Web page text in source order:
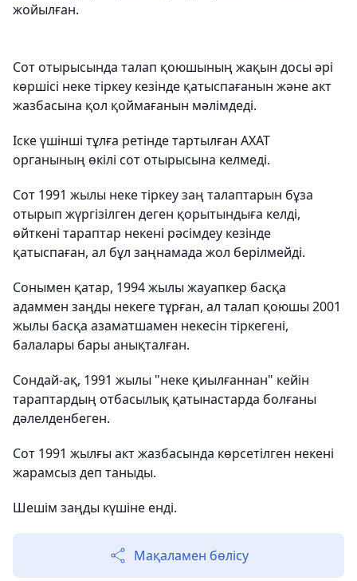
жойылған.
Сот отырысында талап қоюшының жақын досы әрі
көршісі неке тіркеу кезінде қатыспағанын және акт
жазбасына қол қоймағанын мәлімдеді.
Іске үшінші тұлға ретінде тартылған АХАТ
органының өкілі сот отырысына келмеді.
Сот 1991 жылы неке тіркеу заң талаптарын бұза
отырып жүргізілген деген қорытындыға келді,
өйткені тараптар некені рәсімдеу кезінде
қатыспаған, ал бұл заңнамада жол берілмейді.
Сонымен қатар, 1994 жылы жауапкер басқа
адаммен заңды некеге тұрған, ал талап қоюшы 2001
жылы басқа азаматшамен некесін тіркегені,
балалары бары анықталған.
Сондай-ақ, 1991 жылы "неке қиылғаннан" кейін
тараптардың отбасылық қатынастарда болғаны
дәлелденбеген.
Сот 1991 жылғы акт жазбасында көрсетілген некені
жарамсыз деп таныды.
Шешім заңды күшіне енді.
Мақаламен бөлісу